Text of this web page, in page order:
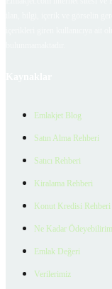
Emlakjet Blog
Satın Alma Rehberi
Satıcı Rehberi
Kiralama Rehberi
Konut Kredisi Rehberi
Ne Kadar Ödeyebilirim
Emlak Değeri
Verilerimiz